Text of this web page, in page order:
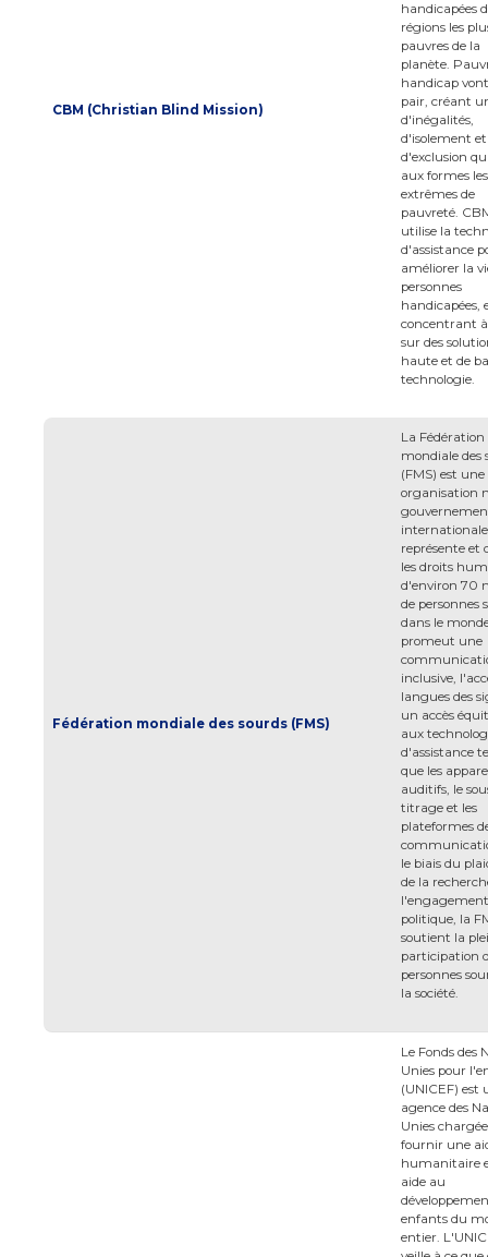
CBM (Christian Blind Mission)
handicapées
régions les
pauvres de la
planète.
handicap
pair, créant
d'inégalités,
d'isolement et
d'exclusion
aux formes
extrêmes de
pauvreté.
utilise la
d'assistance
améliorer la
personnes
handicapées,
concentrant à
sur des
haute et de
technologie.
Fédération mondiale des sourds (FMS)
La Fédération
mondiale des
(FMS) est une
organisation
représente et
les droits
d'environ 70
de personnes
dans le
promeut une
inclusive,
langues des
un accès
aux
d'assistance
que les
auditifs, le
titrage et les
plateformes
le biais du
de la
l'engagement
politique, la
soutient la
participation
personnes
la société.
Le Fonds des
Unies pour
(UNICEF) est
agence des
Unies
fournir une
humanitaire
aide au
enfants du
entier.